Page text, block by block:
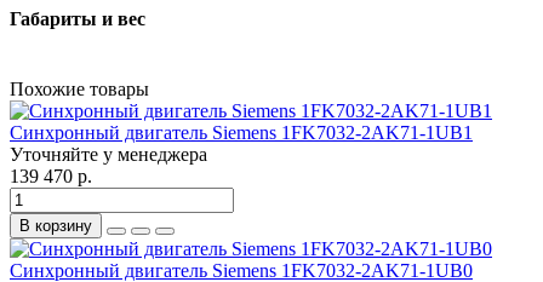
Габариты и вес
Похожие товары
Синхронный двигатель Siemens 1FK7032-2AK71-1UB1
Уточняйте у менеджера
139 470 р.
В корзину
Синхронный двигатель Siemens 1FK7032-2AK71-1UB0